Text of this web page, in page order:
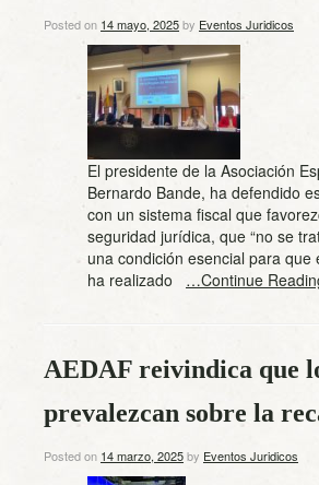
Posted on 14 mayo, 2025by Eventos Juridicos
El presidente de la Asociación
Bernardo Bande, ha defendido
con un sistema fiscal que
seguridad jurídica, que “no se
una condición esencial para
ha realizado …Continue
AEDAF reivindica que
prevalezcan sobre la
Posted on 14 marzo, 2025by Eventos Juridicos